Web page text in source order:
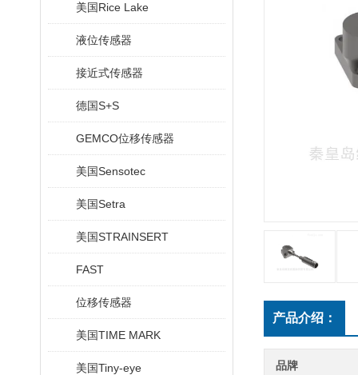
美国Rice Lake
液位传感器
接近式传感器
德国S+S
GEMCO位移传感器
美国Sensotec
美国Setra
美国STRAINSERT
FAST
位移传感器
美国TIME MARK
美国Tiny-eye
产品介绍：
品牌